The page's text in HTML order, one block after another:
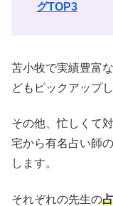
グTOP3
苫小牧で実績豊富
どもピックアップ
その他、忙しくて
宅から有名占い師
します。
それぞれの先生の